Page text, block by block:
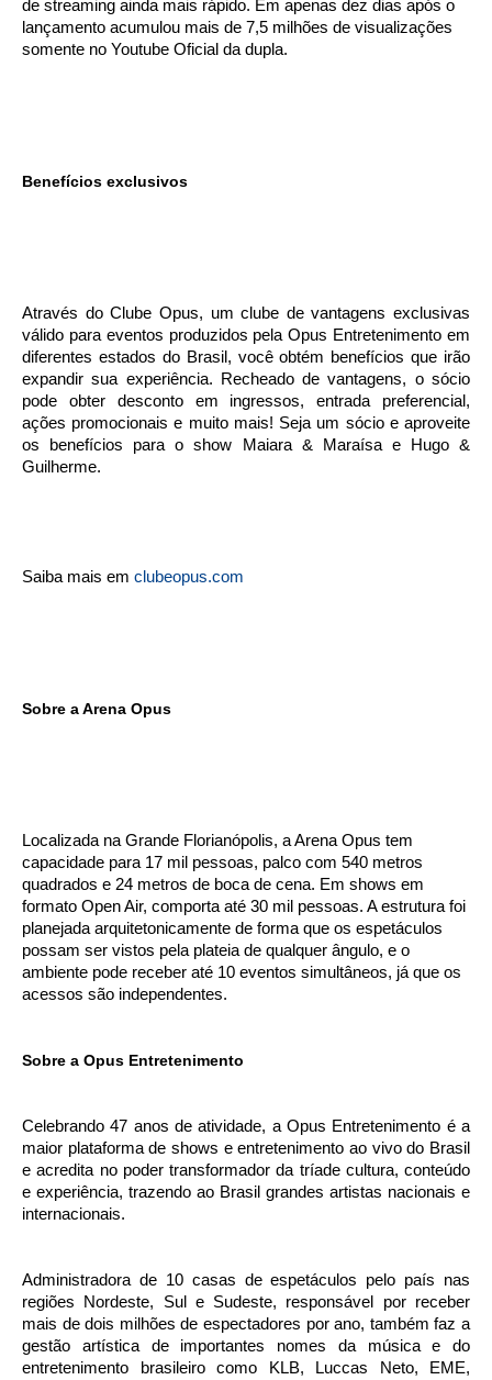
de streaming ainda mais rápido. Em apenas dez dias após o
lançamento acumulou mais de 7,5 milhões de visualizações
somente no Youtube Oficial da dupla.
Benefícios exclusivos
Através do Clube Opus, um clube de vantagens exclusivas
válido para eventos produzidos pela Opus Entretenimento em
diferentes estados do Brasil, você obtém benefícios que irão
expandir sua experiência. Recheado de vantagens, o sócio
pode obter desconto em ingressos, entrada preferencial,
ações promocionais e muito mais! Seja um sócio e aproveite
os benefícios para o show Maiara & Maraísa e Hugo &
Guilherme.
Saiba mais em clubeopus.com
Sobre a Arena Opus
Localizada na Grande Florianópolis, a Arena Opus tem
capacidade para 17 mil pessoas, palco com 540 metros
quadrados e 24 metros de boca de cena. Em shows em
formato Open Air, comporta até 30 mil pessoas. A estrutura foi
planejada arquitetonicamente de forma que os espetáculos
possam ser vistos pela plateia de qualquer ângulo, e o
ambiente pode receber até 10 eventos simultâneos, já que os
acessos são independentes.
Sobre a Opus Entretenimento
Celebrando 47 anos de atividade, a Opus Entretenimento é a
maior plataforma de shows e entretenimento ao vivo do Brasil
e acredita no poder transformador da tríade cultura, conteúdo
e experiência, trazendo ao Brasil grandes artistas nacionais e
internacionais.
Administradora de 10 casas de espetáculos pelo país nas
regiões Nordeste, Sul e Sudeste, responsável por receber
mais de dois milhões de espectadores por ano, também faz a
gestão artística de importantes nomes da música e do
entretenimento brasileiro como KLB, Luccas Neto, EME,